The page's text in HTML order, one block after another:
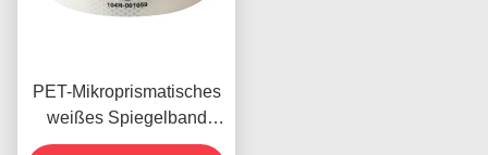
PET-Mikroprismatisches
weißes Spiegelband
Reflexionsband für